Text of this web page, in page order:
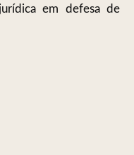
em defesa de